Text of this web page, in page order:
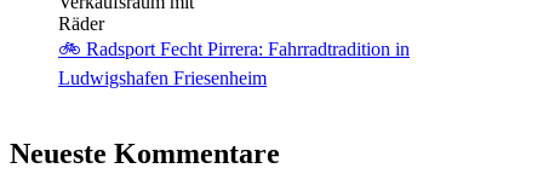
🚲 Radsport Fecht Pirrera: Fahrradtradition in
Ludwigshafen Friesenheim
Neueste Kommentare